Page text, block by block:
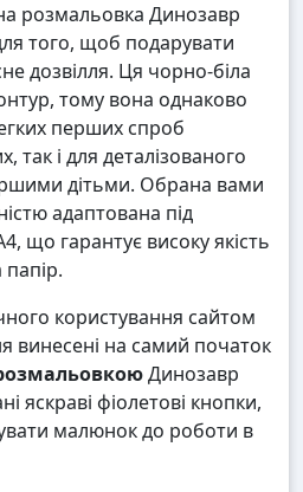
розмальовка Динозавр
того, щоб подарувати
дозвілля. Ця чорно-біла
тому вона однаково
перших спроб
і для деталізованого
дітьми. Обрана вами
адаптована під
що гарантує високу якість
папір.
користування сайтом
винесені на самий початок
Динозавр
яскраві фіолетові кнопки,
малюнок до роботи в